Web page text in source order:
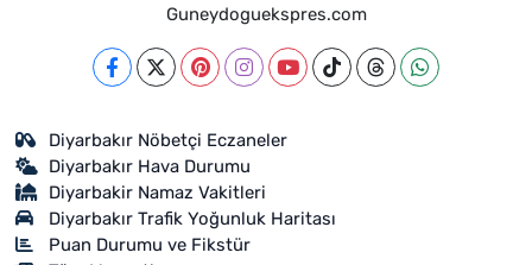
Guneydoguekspres.com
Diyarbakır Nöbetçi Eczaneler
Diyarbakır Hava Durumu
Diyarbakir Namaz Vakitleri
Diyarbakır Trafik Yoğunluk Haritası
Puan Durumu ve Fikstür